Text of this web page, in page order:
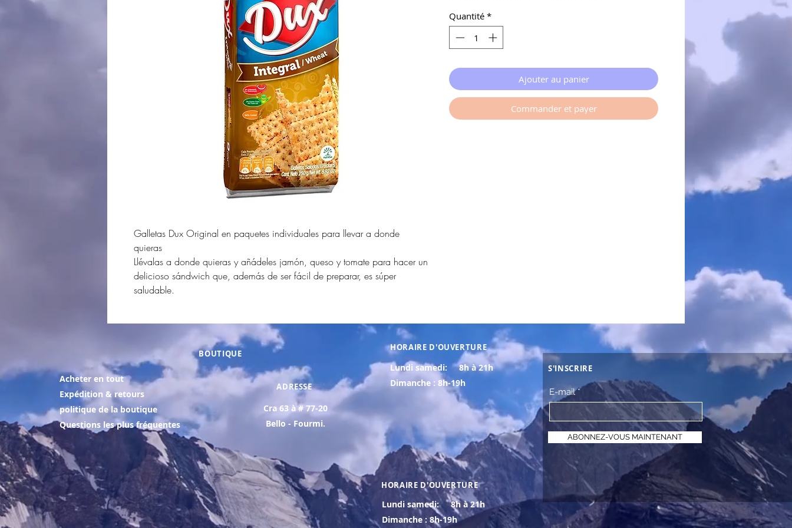
Galletas Dux Original en paquetes individuales para llevar a donde
quieras
Llévalas a donde quieras y añádeles jamón, queso y tomate para hacer un
delicioso sándwich que, además de ser fácil de preparar, es súper
saludable.
Quantité *
Ajouter au panier
Commander et payer
BOUTIQUE
Acheter en tout
Expédition & retours
politique de la boutique
Questions les plus fréquentes
ADRESSE
Cra 63 à # 77-20
Bello - Fourmi.
HORAIRE D'OUVERTURE
Lundi samedi:
8h à 21h
Dimanche : 8h-19h
HORAIRE D'OUVERTURE
Lundi samedi:
8h à 21h
Dimanche : 8h-19h
S'INSCRIRE
E-mail
ABONNEZ-VOUS MAINTENANT